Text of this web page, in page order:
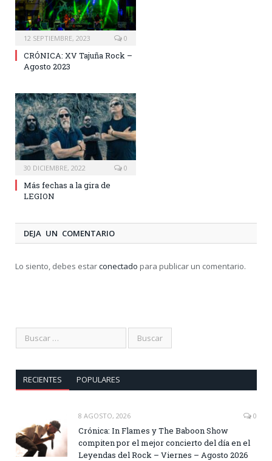
12 SEPTIEMBRE, 2023 0
CRÓNICA: XV Tajuña Rock –
Agosto 2023
30 DICIEMBRE, 2022 0
Más fechas a la gira de
LEGION
DEJA UN COMENTARIO
Lo siento, debes estarconectado para publicar un comentario.
RECIENTES POPULARES
8 AGOSTO, 2026 0
Crónica: In Flames y The Baboon Show
compiten por el mejor concierto del día en el
Leyendas del Rock – Viernes – Agosto 2026